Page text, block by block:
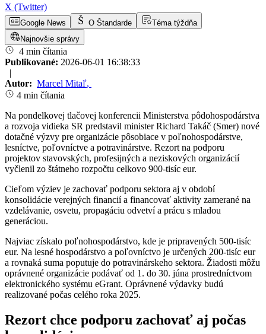
X (Twitter)
Google News O Štandarde
Téma týždňa
Najnovšie správy
4 min čítania
Publikované: 2026-06-01 16:38:33
|
Autor: Marcel Mitaľ,
4 min čítania
Na pondelkovej tlačovej konferencii Ministerstva pôdohospodárstva
a rozvoja vidieka SR predstavil minister Richard Takáč (Smer) nové
dotačné výzvy pre organizácie pôsobiace v poľnohospodárstve,
lesníctve, poľovníctve a potravinárstve. Rezort na podporu
projektov stavovských, profesijných a neziskových organizácií
vyčlenil zo štátneho rozpočtu celkovo 900-tisíc eur.
Cieľom výziev je zachovať podporu sektora aj v období
konsolidácie verejných financií a financovať aktivity zamerané na
vzdelávanie, osvetu, propagáciu odvetví a prácu s mladou
generáciou.
Najviac získalo poľnohospodárstvo, kde je pripravených 500-tisíc
eur. Na lesné hospodárstvo a poľovníctvo je určených 200-tisíc eur
a rovnaká suma poputuje do potravinárskeho sektora. Žiadosti môžu
oprávnené organizácie podávať od 1. do 30. júna prostredníctvom
elektronického systému eGrant. Oprávnené výdavky budú
realizované počas celého roka 2025.
Rezort chce podporu zachovať aj počas